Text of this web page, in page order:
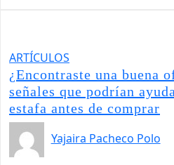
ARTÍCULOS
¿Encontraste una buena
señales que podrían
estafa antes de comprar
Yajaira Pacheco Polo